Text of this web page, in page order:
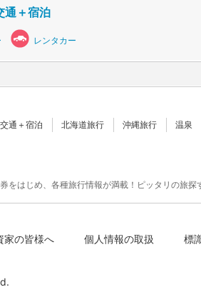
通＋宿泊
レンタカー
交通＋宿泊 北海道旅行 沖縄旅行 温泉
をはじめ、各種旅行情報が満載！ピッタリの旅
家の皆様へ 個人情報の取扱 標